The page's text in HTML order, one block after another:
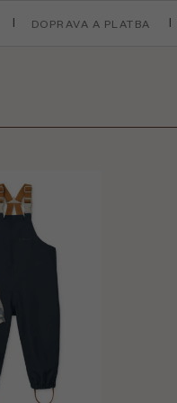
DOPRAVA A PLATBA